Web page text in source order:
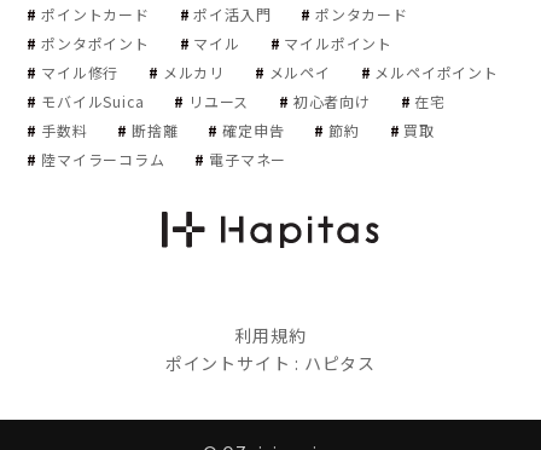
ポイントカード
ポイ活入門
ポンタカード
ポンタポイント
マイル
マイルポイント
マイル修行
メルカリ メルペイ
メルペイポイント
モバイルSuica
リユース 初心者向け
在宅
手数料
断捨離 確定申告 節約
買取
陸マイラーコラム
電子マネー
利用規約
ポイントサイト : ハピタス